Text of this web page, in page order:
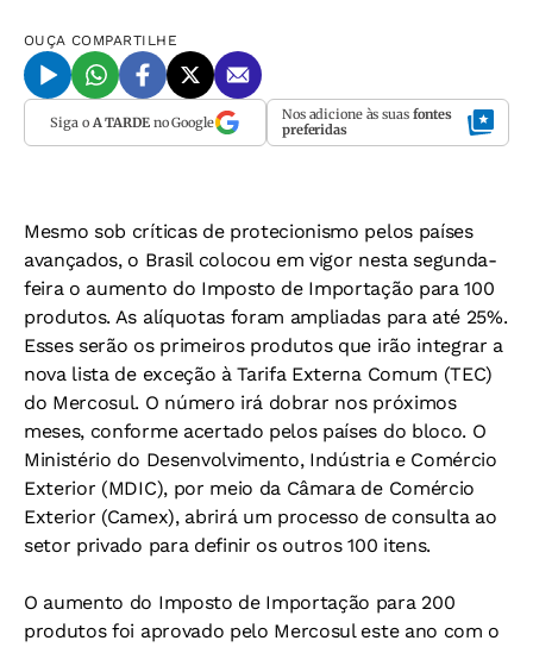
OUÇA COMPARTILHE
Siga o A TARDEno Google Nos adicione às suas fontes
preferidas
Mesmo sob críticas de protecionismo pelos países
avançados, o Brasil colocou em vigor nesta segunda-
feira o aumento do Imposto de Importação para 100
produtos. As alíquotas foram ampliadas para até 25%.
Esses serão os primeiros produtos que irão integrar a
nova lista de exceção à Tarifa Externa Comum (TEC)
do Mercosul. O número irá dobrar nos próximos
meses, conforme acertado pelos países do bloco. O
Ministério do Desenvolvimento, Indústria e Comércio
Exterior (MDIC), por meio da Câmara de Comércio
Exterior (Camex), abrirá um processo de consulta ao
setor privado para definir os outros 100 itens.
O aumento do Imposto de Importação para 200
produtos foi aprovado pelo Mercosul este ano com o